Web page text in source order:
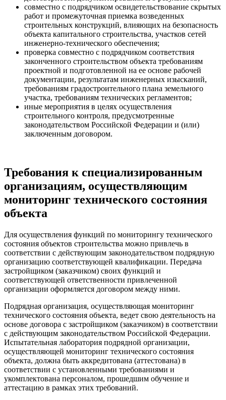
совместно с подрядчиком освидетельствование скрытых
работ и промежуточная приемка возведенных
строительных конструкций, влияющих на безопасность
объекта капитального строительства, участков сетей
инженерно-технического обеспечения;
проверка совместно с подрядчиком соответствия
законченного строительством объекта требованиям
проектной и подготовленной на ее основе рабочей
документации, результатам инженерных изысканий,
требованиям градостроительного плана земельного
участка, требованиям технических регламентов;
иные мероприятия в целях осуществления
строительного контроля, предусмотренные
законодательством Российской Федерации и (или)
заключенным договором.
Требования к специализированным
организациям, осуществляющим
мониторинг технического состояния
объекта
Для осуществления функций по мониторингу технического
состояния объектов строительства можно привлечь в
соответствии с действующим законодательством подрядную
организацию соответствующей квалификации. Передача
застройщиком (заказчиком) своих функций и
соответствующей ответственности привлеченной
организации оформляется договором между ними.
Подрядная организация, осуществляющая мониторинг
технического состояния объекта, ведет свою деятельность на
основе договора с застройщиком (заказчиком) в соответствии
с действующим законодательством Российской Федерации.
Испытательная лаборатория подрядной организации,
осуществляющей мониторинг технического состояния
объекта, должна быть аккредитована (аттестована) в
соответствии с установленными требованиями и
укомплектована персоналом, прошедшим обучение и
аттестацию в рамках этих требований.